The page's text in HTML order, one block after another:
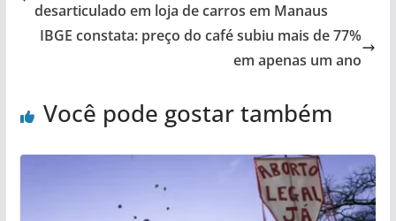
desarticulado em loja de carros em Manaus
IBGE constata: preço do café subiu mais de 77%
em apenas um ano
Você pode gostar também